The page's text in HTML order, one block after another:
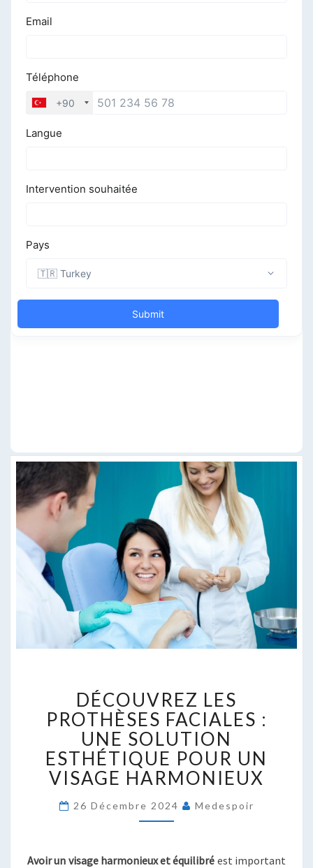
LES
PROTHÈSES
FACIALES
:
UNE
SOLUTION
POUR
UN
HARMONIEUX
DÉCOUVREZ LES
PROTHÈSES FACIALES :
UNE SOLUTION
ESTHÉTIQUE POUR UN
VISAGE HARMONIEUX
26 Décembre 2024 Medespoir
Avoir un visage harmonieux et équilibré est important